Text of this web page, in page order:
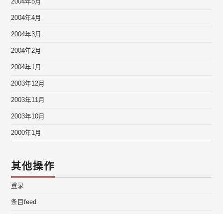
2004年5月
2004年4月
2004年3月
2004年2月
2004年1月
2003年12月
2003年11月
2003年10月
2000年1月
其他操作
登录
条目feed